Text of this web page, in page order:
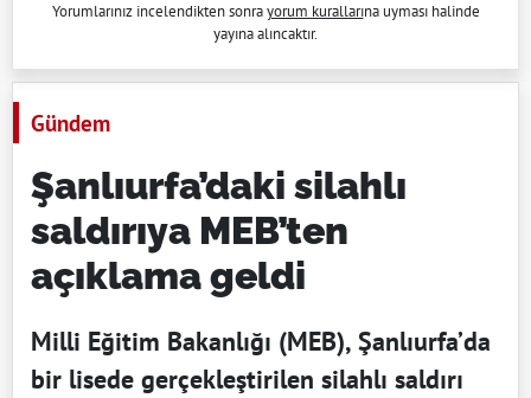
Yorumlarınız incelendikten sonrayorum kurallarına uyması halinde
yayına alıncaktır.
Gündem
Şanlıurfa’daki silahlı
saldırıya MEB’ten
açıklama geldi
Milli Eğitim Bakanlığı (MEB), Şanlıurfa’da
bir lisede gerçekleştirilen silahlı saldırı